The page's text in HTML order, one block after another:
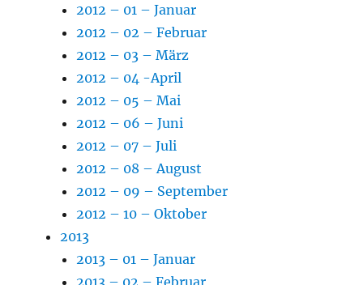
2012 – 01 – Januar
2012 – 02 – Februar
2012 – 03 – März
2012 – 04 -April
2012 – 05 – Mai
2012 – 06 – Juni
2012 – 07 – Juli
2012 – 08 – August
2012 – 09 – September
2012 – 10 – Oktober
2013
2013 – 01 – Januar
2013 – 02 – Februar